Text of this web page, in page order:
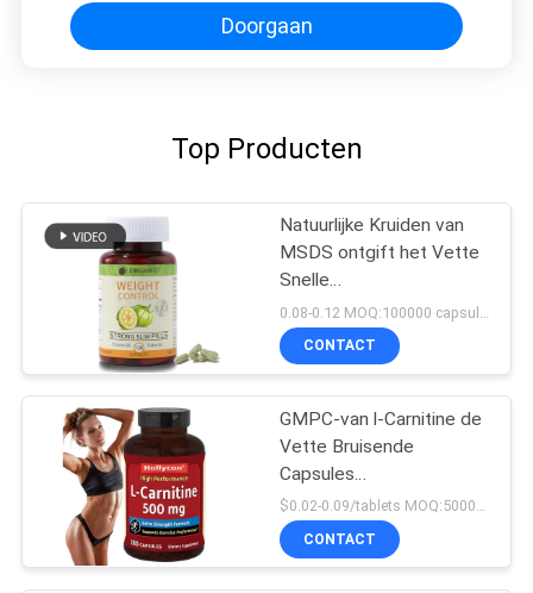
Doorgaan
Top Producten
Natuurlijke Kruiden van
MSDS ontgift het Vette
Snelle
Vermageringsdieet van
Snijderssupplementen
120 Capsules
CONTACT
GMPC-van l-Carnitine de
Vette Bruisende
Capsules
Snijderssupplementen
voor Detox Silmming
$0.02-0.09/tablets MOQ:50000 tabletten
CONTACT